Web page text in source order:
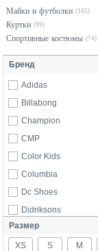
Майки и футболки (165)
Куртки (99)
Спортивные костюмы (74)
Бренд
Adidas
Billabong
Champion
CMP
Color Kids
Columbia
Dc Shoes
Didriksons
Endura
ENDURANCE
Размер
XS S M